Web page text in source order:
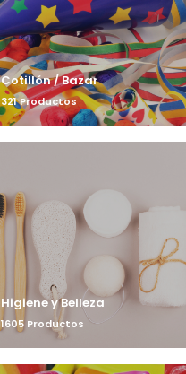
Cotillón / Bazar
321 Productos
Higiene y Belleza
1605 Productos